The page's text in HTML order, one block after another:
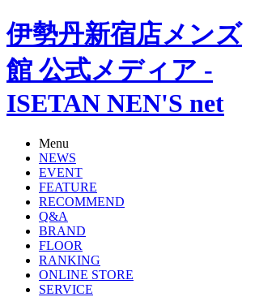
伊勢丹新宿店メンズ
館 公式メディア -
ISETAN NEN'S net
Menu
NEWS
EVENT
FEATURE
RECOMMEND
Q&A
BRAND
FLOOR
RANKING
ONLINE STORE
SERVICE